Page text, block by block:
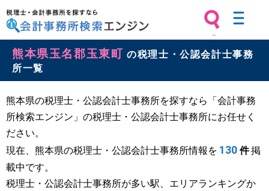
税理士・会計事務所を探すなら 会計
事務所検索エンジン
熊本県玉名郡玉東町 の税理士・公認会計士事務
所一覧
熊本県の税理士・公認会計士事務所を探すなら「会計事務
所検索エンジン」の税理士・公認会計士事務所にお任せく
ださい。
現在、熊本県の税理士・公認会計士事務所情報を 130 件掲
載中です。
税理士・公認会計士事務所が多い駅、エリアランキングか